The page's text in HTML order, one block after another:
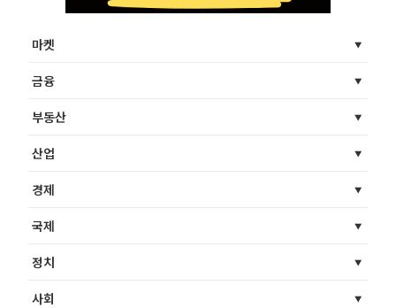
마켓
금융
부동산
산업
경제
국제
정치
사회